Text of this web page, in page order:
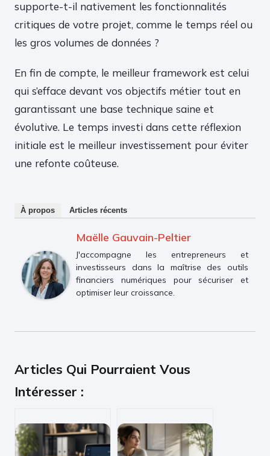
supporte-t-il nativement les fonctionnalités
critiques de votre projet, comme le temps réel ou
les gros volumes de données ?
En fin de compte, le meilleur framework est celui
qui s’efface devant vos objectifs métier tout en
garantissant une base technique saine et
évolutive. Le temps investi dans cette réflexion
initiale est le meilleur investissement pour éviter
une refonte coûteuse.
À propos Articles récents
Maëlle Gauvain-Peltier
J'accompagne les entrepreneurs et
investisseurs dans la maîtrise des outils
financiers numériques pour sécuriser et
optimiser leur croissance.
Articles Qui Pourraient Vous
Intéresser :